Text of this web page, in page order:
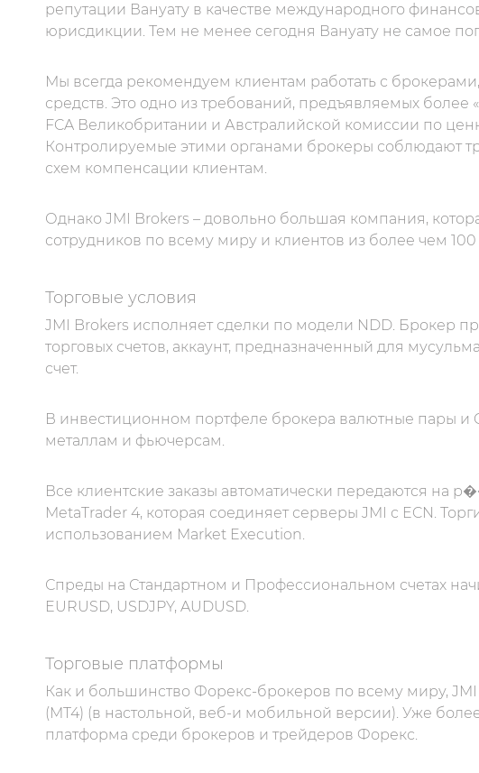
репутации Вануату в качестве международного
юрисдикции. Тем не менее сегодня Вануату не самое
Мы всегда рекомендуем клиентам работать с
средств. Это одно из требований, предъявляемых более
FCA Великобритании и Австралийской комиссии по
Контролируемые этими органами брокеры соблюдают
схем компенсации клиентам.
Однако JMI Brokers – довольно большая компания,
сотрудников по всему миру и клиентов из более чем 100
Торговые условия
JMI Brokers исполняет сделки по модели NDD. Брокер
торговых счетов, аккаунт, предназначенный для
счет.
В инвестиционном портфеле брокера валютные пары и
металлам и фьючерсам.
Все клиентские заказы автоматически передаются на
MetaTrader 4, которая соединяет серверы JMI с ECN.
использованием Market Execution.
Спреды на Стандартном и Профессиональном счетах
EURUSD, USDJPY, AUDUSD.
Торговые платформы
Как и большинство Форекс-брокеров по всему миру, JMI
(MT4) (в настольной, веб-и мобильной версии). Уже
платформа среди брокеров и трейдеров Форекс.